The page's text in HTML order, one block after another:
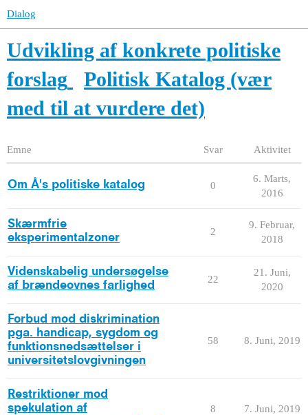
Dialog
Udvikling af konkrete politiske
forslag
Politisk Katalog (vær
med til at vurdere det)
Emne Svar Aktivitet
Om Å's politiske katalog 0
6. Marts,
2016
Skærmfrie
eksperimentalzoner
2
9. Februar,
2018
Videnskabelig undersøgelse
af brændeovnes farlighed
22
21. Juni,
2020
Forbud mod diskrimination
pga. handicap, sygdom og
funktionsnedsættelser i
universitetslovgivningen
58 8. Juni, 2019
Restriktioner mod
spekulation af
8 7. Juni, 2019